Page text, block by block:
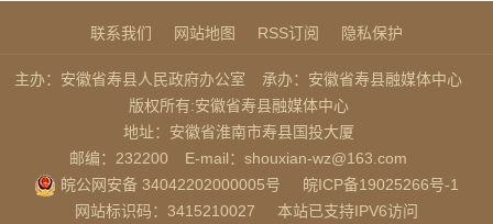
联系我们 网站地图 RSS订阅 隐私保护
主办：安徽省寿县人民政府办公室
承办：安徽省寿县融媒体中心
版权所有:安徽省寿县融媒体中心
地址：安徽省淮南市寿县国投大厦
邮编：232200
E-mail：shouxian-wz@163.com
皖公网安备 34042202000005号
皖ICP备19025266号-1
网站标识码：3415210027
本站已支持IPV6访问